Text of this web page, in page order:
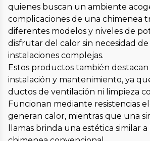
quienes buscan un ambiente
complicaciones de una chimenea
diferentes modelos y niveles de
disfrutar del calor sin necesidad
instalaciones complejas.
Estos productos también destacan
instalación y mantenimiento, ya
ductos de ventilación ni limpieza
Funcionan mediante resistencias
generan calor, mientras que una
llamas brinda una estética similar